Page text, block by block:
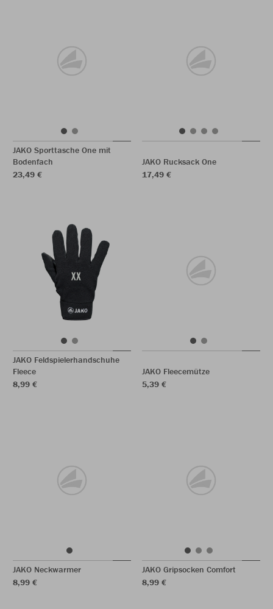
JAKO Sporttasche One mit
Bodenfach
23,49 €
JAKO Rucksack One
17,49 €
JAKO Feldspielerhandschuhe
Fleece
8,99 €
JAKO Fleecemütze
5,39 €
JAKO Neckwarmer
8,99 €
JAKO Gripsocken Comfort
8,99 €